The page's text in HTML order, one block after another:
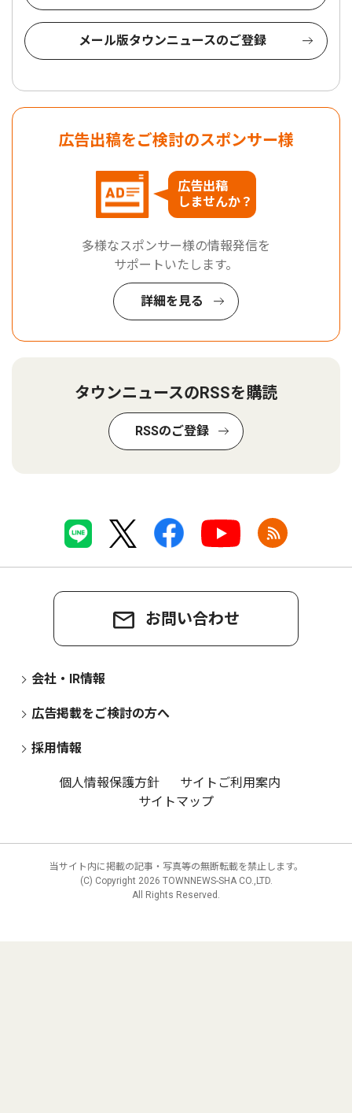
メール版タウンニュースのご登録
広告出稿をご検討のスポンサー様
広告出稿
しませんか？
多様なスポンサー様の情報発信を
サポートいたします。
詳細を見る
タウンニュースのRSSを購読
RSSのご登録
お問い合わせ
会社・IR情報
広告掲載をご検討の方へ
採用情報
個人情報保護方針
サイトご利用案内
サイトマップ
当サイト内に掲載の記事・写真等の無断転載を禁止します。
(C) Copyright 2026 TOWNNEWS-SHA CO.,LTD.
All Rights Reserved.